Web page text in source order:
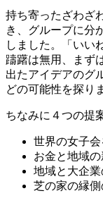
持ち寄ったざわざ
き、グループに分
しました。「いい
躊躇は無用、まず
出たアイデアのグ
どの可能性を探り
ちなみに４つの提
世界の女子会
お金と地域
地域と大企業
芝の家の縁側